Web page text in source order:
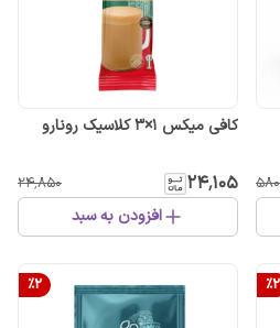
کافی میکس 1×3 کلاسیک رونارو
۲۴٬۱۰۵ ۲۴٬۸۵۰
افزودن به سبد
%2
%2